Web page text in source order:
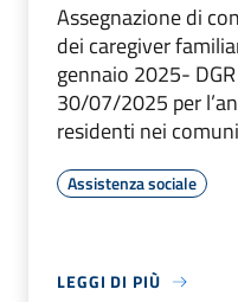
Assegnazione di
dei caregiver
gennaio 2025-
30/07/2025 per
residenti nei
Assistenza sociale
LEGGI DI PIÙ